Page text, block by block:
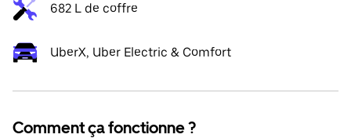
682 L de coffre
UberX, Uber Electric & Comfort
Comment ça fonctionne ?